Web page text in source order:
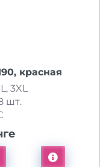
красная
3XL
шт.